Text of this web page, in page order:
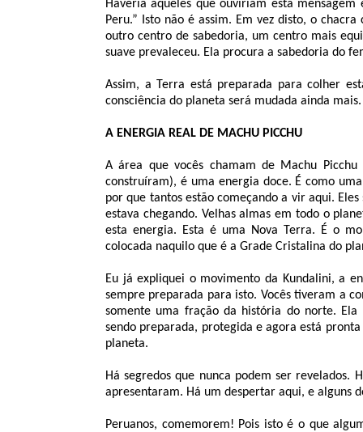
Haveria aqueles que ouviriam esta
Peru.” Isto não é assim. Em vez disto, o
outro centro de sabedoria, um centro mais
suave prevaleceu. Ela procura a sabedoria do
Assim, a Terra está preparada para colher
consciência do planeta será mudada ainda
A ENERGIA REAL DE MACHU PICCHU
A área que vocês chamam de Machu
construíram), é uma energia doce. É como
por que tantos estão começando a vir aqui.
estava chegando. Velhas almas em todo o
esta energia. Esta é uma Nova Terra. É o
colocada naquilo que é a Grade Cristalina do
Eu já expliquei o movimento da Kundalini, a
sempre preparada para isto. Vocês tiveram a
somente uma fração da história do norte.
sendo preparada, protegida e agora está
planeta.
Há segredos que nunca podem ser revelados.
apresentaram. Há um despertar aqui, e alguns
Peruanos, comemorem! Pois isto é o que